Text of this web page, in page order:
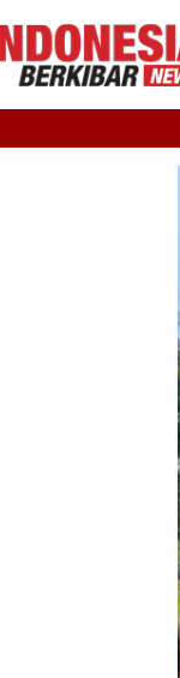
Utara dari Hulu ke